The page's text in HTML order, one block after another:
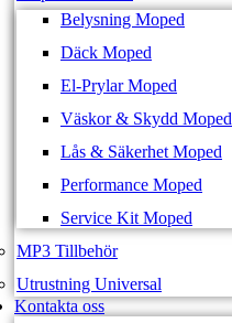
Belysning Moped
Däck Moped
El-Prylar Moped
Väskor & Skydd Moped
Lås & Säkerhet Moped
Performance Moped
Service Kit Moped
MP3 Tillbehör
Utrustning Universal
Kontakta oss